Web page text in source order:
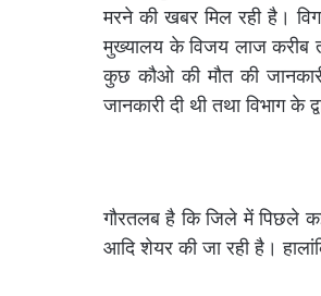
मरने की खबर मिल रही है।
मुख्यालय के विजय लाज करीब
कुछ कौओ की मौत की
जानकारी दी थी तथा विभाग के
गौरतलब है कि जिले में पिछले
आदि शेयर की जा रही है।